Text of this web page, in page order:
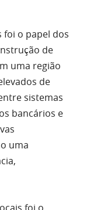
o papel dos
de
uma região
de
sistemas
bancários e
uma